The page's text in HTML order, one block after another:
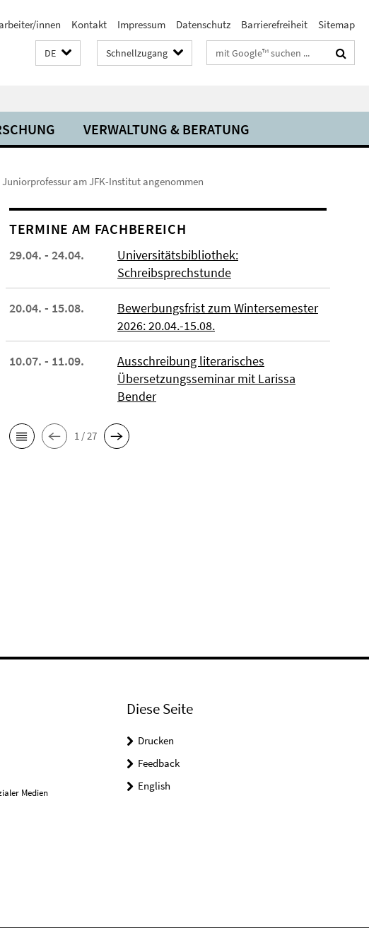
innen Kontakt Impressum Datenschutz Barrierefreiheit Sitemap
DE Schnellzugang Suchbegriffe
VERWALTUNG & BERATUNG
am JFK-Institut angenommen
TERMINE AM FACHBEREICH
29.04. - 24.04.
Universitätsbibliothek:
Schreibsprechstunde
20.04. - 15.08.
Bewerbungsfrist zum Wintersemester
2026: 20.04.-15.08.
10.07. - 11.09.
Ausschreibung literarisches
Übersetzungsseminar mit Larissa
Bender
1 / 27
Medien
Diese Seite
Drucken
Feedback
English